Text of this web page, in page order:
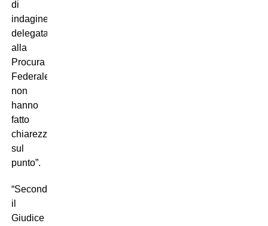
di
indagine
delegata
alla
Procura
Federale
non
hanno
fatto
chiarezza
sul
punto”.
“Secondo
il
Giudice